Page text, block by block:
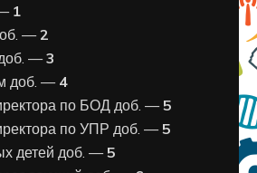
1
—2
—3
доб. — 4
по БОД доб. —5
по УПР доб. —5
детей доб. —5